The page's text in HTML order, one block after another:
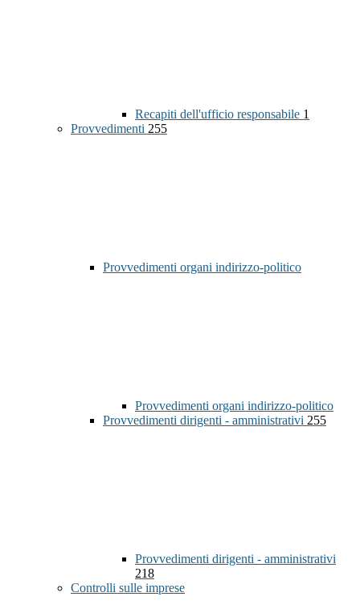
Recapiti dell'ufficio responsabile 1
Provvedimenti 255
Provvedimenti organi indirizzo-politico
Provvedimenti organi indirizzo-politico
Provvedimenti dirigenti - amministrativi 255
Provvedimenti dirigenti - amministrativi
218
Controlli sulle imprese